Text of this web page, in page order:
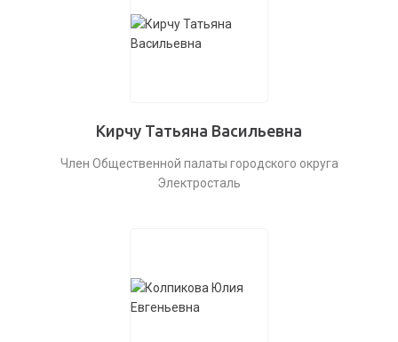
Кирчу Татьяна Васильевна
Член Общественной палаты городского округа
Электросталь